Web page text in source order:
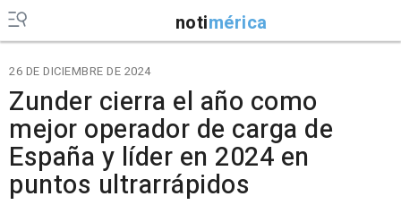
notimérica
26 DE DICIEMBRE DE 2024
Zunder cierra el año como
mejor operador de carga de
España y líder en 2024 en
puntos ultrarrápidos